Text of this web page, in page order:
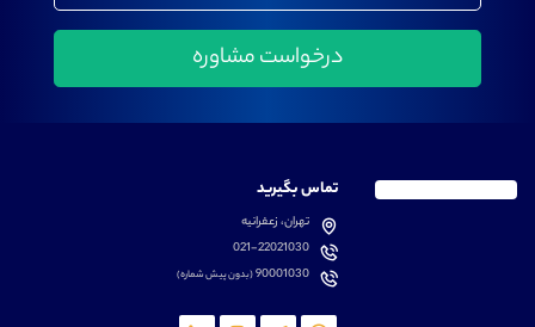
تماس بگیرید
تهران، زعفرانیه
021-22021030
90001030(بدون پیش شماره)